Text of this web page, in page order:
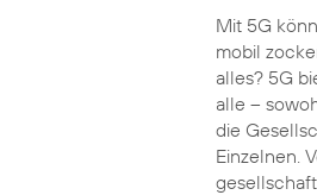
Mit 5G
mobil
alles? 5G
alle –
die
Einzelnen.